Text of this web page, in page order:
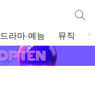
통합
드라마·예능 뮤직